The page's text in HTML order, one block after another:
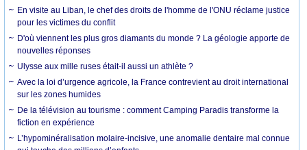
En visite au Liban, le chef des droits de l'homme de l'ONU réclame justice
pour les victimes du conflit
D'où viennent les plus gros diamants du monde ? La géologie apporte de
nouvelles réponses
Ulysse aux mille ruses était-il aussi un athlète ?
Avec la loi d’urgence agricole, la France contrevient au droit international
sur les zones humides
De la télévision au tourisme : comment Camping Paradis transforme la
fiction en expérience
L’hypominéralisation molaire-incisive, une anomalie dentaire mal connue